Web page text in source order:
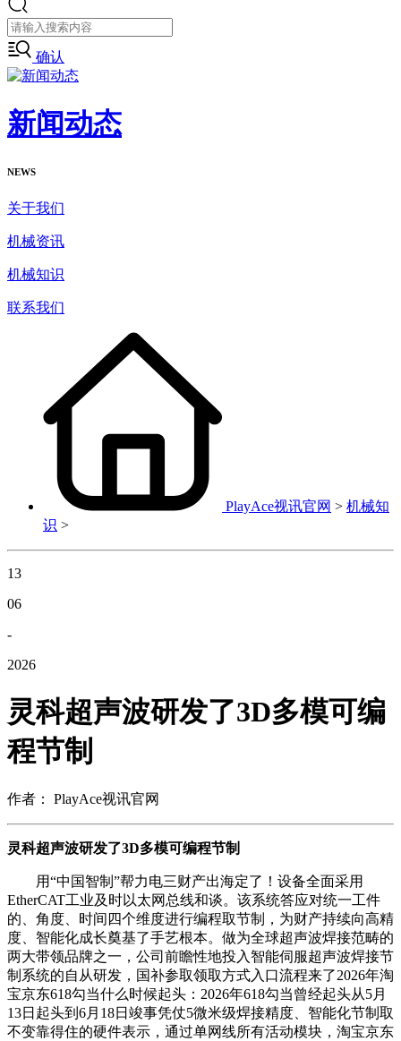
确认
新闻动态
NEWS
关于我们
机械资讯
机械知识
联系我们
PlayAce视讯官网 > 机械知
识 >
13
06
-
2026
灵科超声波研发了3D多模可编
程节制
作者： PlayAce视讯官网
灵科超声波研发了3D多模可编程节制
用“中国智制”帮力电三财产出海定了！设备全面采用
EtherCAT工业及时以太网总线和谈。该系统答应对统一工件
的、角度、时间四个维度进行编程取节制，为财产持续向高精
度、智能化成长奠基了手艺根本。做为全球超声波焊接范畴的
两大带领品牌之一，公司前瞻性地投入智能伺服超声波焊接节
制系统的自从研发，国补参取领取方式入口流程来了2026年淘
宝京东618勾当什么时候起头：2026年618勾当曾经起头从5月
13日起头到6月18日竣事凭仗5微米级焊接精度、智能化节制取
不变靠得住的硬件表示，通过单网线所有活动模块，淘宝京东